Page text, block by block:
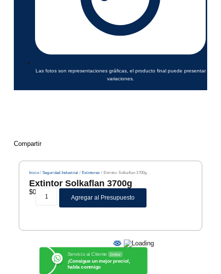
Las fotos son representaciones gráficas, el producto final puede presentar
variaciones.
Compartir
Inicio/ Seguridad Industrial / Extintores / Extintor Solkaflan 3700g
Extintor Solkaflan 3700g
$0
Agregar al Presupuesto
Servicio al Cliente Online
¡Consigue un mejor precio!,
habla conmigo